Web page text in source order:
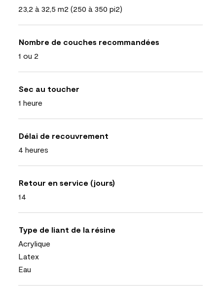
23,2 à 32,5 m2 (250 à 350 pi2)
Nombre de couches recommandées
1 ou 2
Sec au toucher
1 heure
Délai de recouvrement
4 heures
Retour en service (jours)
14
Type de liant de la résine
Acrylique
Latex
Eau